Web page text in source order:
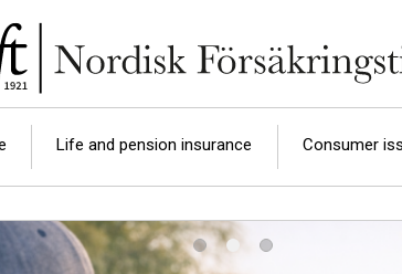
Life and pension insurance Consumer